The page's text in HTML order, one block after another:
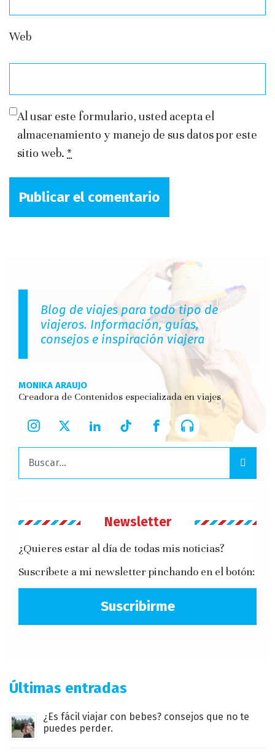
Web
Al usar este formulario, usted acepta el
almacenamiento y manejo de sus datos por este
sitio web. *
Blog de viajes para todo tipo de
viajeros. Información, guías,
consejos e inspiración viajera
MONIKA ARAUJO
Creadora de Contenidos especializada en viajes
Buscar:
Newsletter
¿Quieres estar al día de todas mis noticias?
Suscríbete a mi newsletter pinchando en el botón:
Suscribirme
Últimas entradas
¿Es fácil viajar con bebes? consejos que no te
puedes perder.